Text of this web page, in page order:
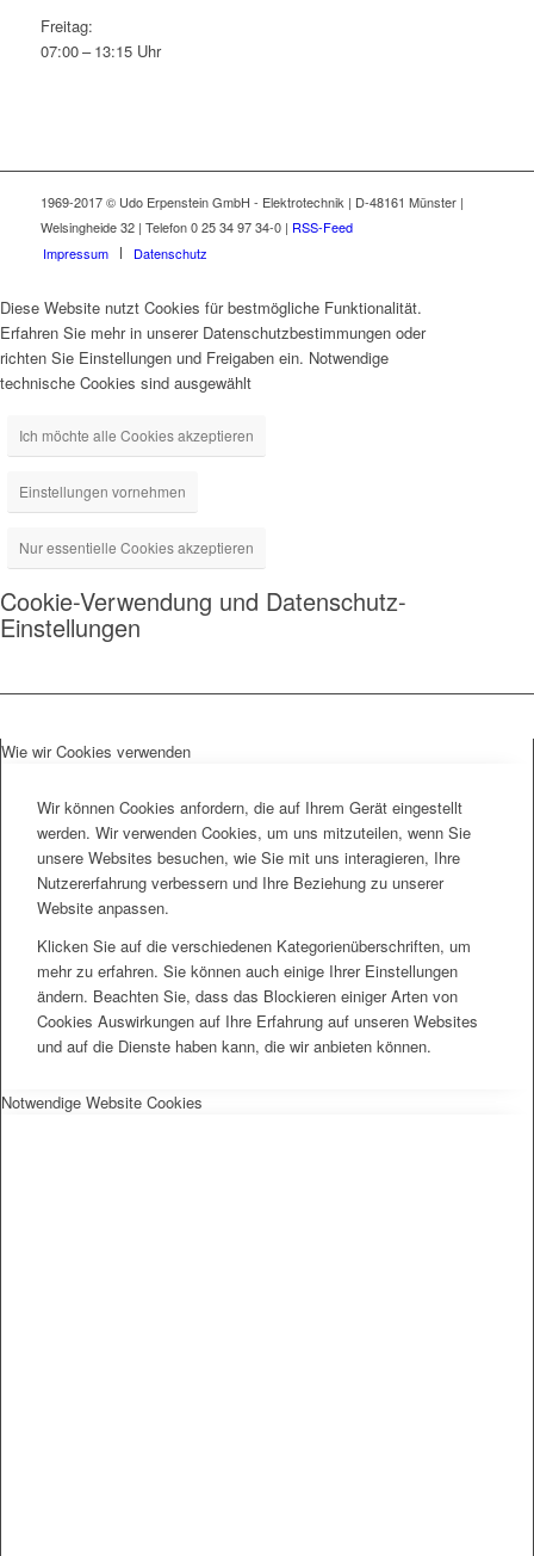
Freitag:
07:00 – 13:15 Uhr
1969-2017 © Udo Erpenstein GmbH - Elektrotechnik | D-48161 Münster |
Welsingheide 32 | Telefon 0 25 34 97 34-0 | RSS-Feed
Impressum
Datenschutz
Diese Website nutzt Cookies für bestmögliche Funktionalität.
Erfahren Sie mehr in unserer Datenschutzbestimmungen oder
richten Sie Einstellungen und Freigaben ein. Notwendige
technische Cookies sind ausgewählt
Ich möchte alle Cookies akzeptieren
Einstellungen vornehmen
Nur essentielle Cookies akzeptieren
Cookie-Verwendung und Datenschutz-
Einstellungen
Wie wir Cookies verwenden
Wir können Cookies anfordern, die auf Ihrem Gerät eingestellt
werden. Wir verwenden Cookies, um uns mitzuteilen, wenn Sie
unsere Websites besuchen, wie Sie mit uns interagieren, Ihre
Nutzererfahrung verbessern und Ihre Beziehung zu unserer
Website anpassen.
Klicken Sie auf die verschiedenen Kategorienüberschriften, um
mehr zu erfahren. Sie können auch einige Ihrer Einstellungen
ändern. Beachten Sie, dass das Blockieren einiger Arten von
Cookies Auswirkungen auf Ihre Erfahrung auf unseren Websites
und auf die Dienste haben kann, die wir anbieten können.
Notwendige Website Cookies